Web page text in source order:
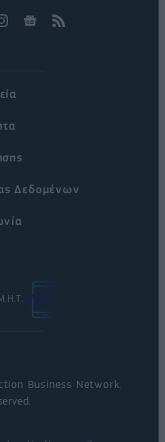
Δεδομένων
Business Network